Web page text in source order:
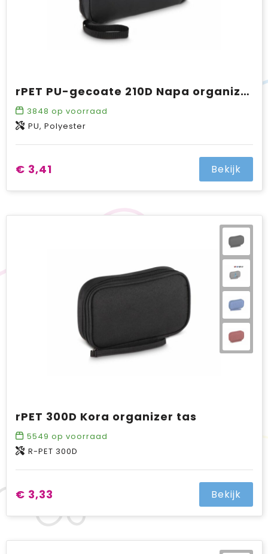
rPET PU-gecoate 210D Napa organizer tas 22 x 13 x 4 cm
3848 op voorraad
PU, Polyester
€ 3,41 Bekijk
rPET 300D Kora organizer tas
5549 op voorraad
R-PET 300D
€ 3,33 Bekijk